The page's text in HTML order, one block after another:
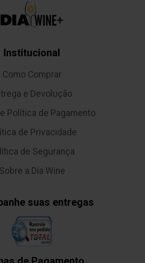
Institucional
Como Comprar
e Devolução
Política de Pagamento
de Privacidade
de Segurança
Sobre a Dia Wine
suas entregas